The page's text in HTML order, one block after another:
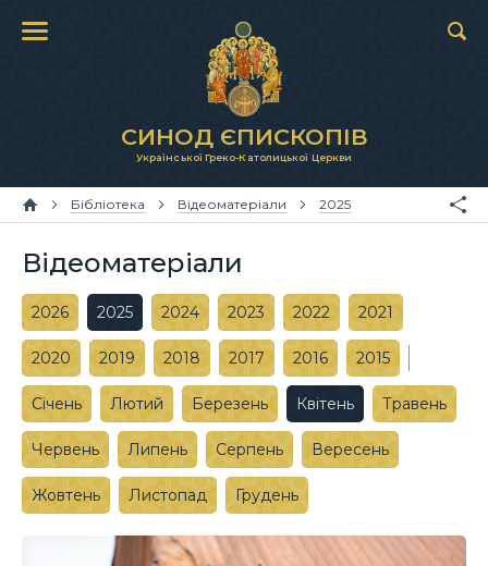
СИНОД ЄПИСКОПІВ
Української Греко-Католицької Церкви
Бібліотека Відеоматеріали 2025
Відеоматеріали
2026 2025 2024 2023 2022 2021
2020 2019 2018 2017 2016 2015
Січень Лютий Березень Квітень Травень
Червень Липень Серпень Вересень
Жовтень Листопад Грудень